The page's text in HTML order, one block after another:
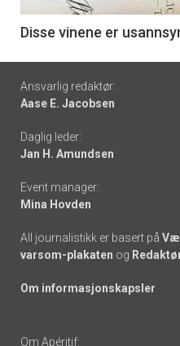
6
Disse vinene er
Footer
-
links
Ansvarlig redaktør:
Aase E. Jacobsen
Daglig leder:
Jan H. Amundsen
Event manager:
Mina Hovden
All journalistikk er basert på
varsom-plakaten og
Om informasjonskapsler
Om Apéritif: